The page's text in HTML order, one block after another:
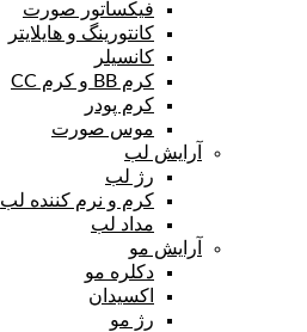
فیکساتور صورت
کانتورینگ و هایلایتر
کانسیلر
کرم BB و کرم CC
کرم پودر
موس صورت
آرایش لب
رژ لب
کرم و نرم کننده لب
مداد لب
آرایش مو
دکلره مو
اکسیدان
رژ مو